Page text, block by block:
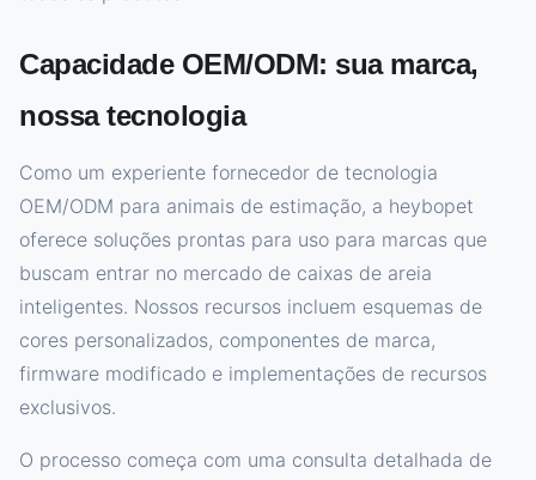
Capacidade OEM/ODM: sua marca,
nossa tecnologia
Como um experiente fornecedor de tecnologia
OEM/ODM para animais de estimação, a heybopet
oferece soluções prontas para uso para marcas que
buscam entrar no mercado de caixas de areia
inteligentes. Nossos recursos incluem esquemas de
cores personalizados, componentes de marca,
firmware modificado e implementações de recursos
exclusivos.
O processo começa com uma consulta detalhada de